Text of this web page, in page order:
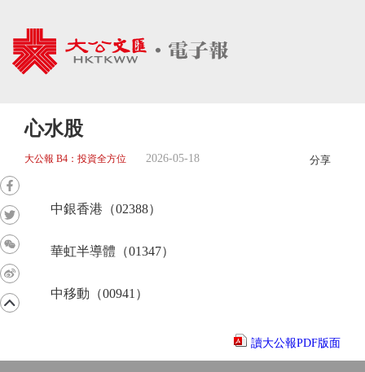
心水股
大公報 B4：投資全方位 2026-05-18 分享
中銀香港（02388）
華虹半導體（01347）
中移動（00941）
讀大公報PDF版面